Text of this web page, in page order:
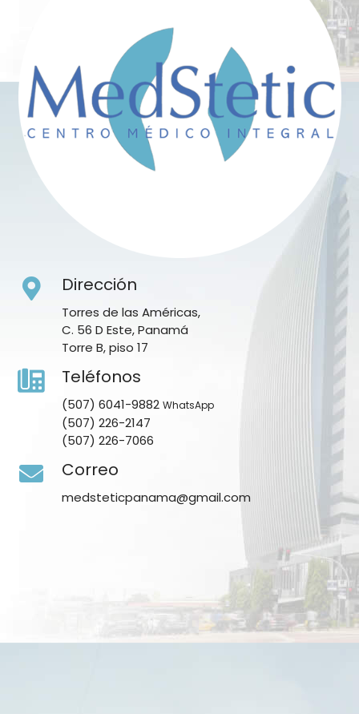
Dirección
Torres de las Américas,
C. 56 D Este, Panamá
Torre B, piso 17
Teléfonos
(507) 6041-9882 WhatsApp
(507) 226-2147
(507) 226-7066
Correo
medsteticpanama@gmail.com